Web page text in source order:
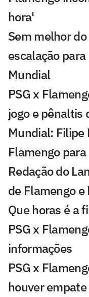
hora'
Sem melhor
escalação
Mundial
PSG x
jogo e pênaltis
Mundial: Filipe
Flamengo
Redação do
de Flamengo e
Que horas é a
PSG x
informações
PSG x
houver